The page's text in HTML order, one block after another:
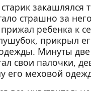
закашлялся
страшно за
ребенка к
прикрыл
Минуты
свои палочки,
его меховой